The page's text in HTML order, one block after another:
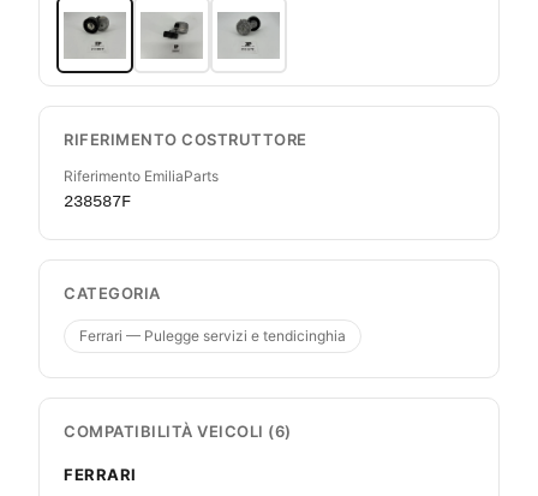
RIFERIMENTO COSTRUTTORE
Riferimento EmiliaParts
238587F
CATEGORIA
Ferrari — Pulegge servizi e tendicinghia
COMPATIBILITÀ VEICOLI (6)
FERRARI